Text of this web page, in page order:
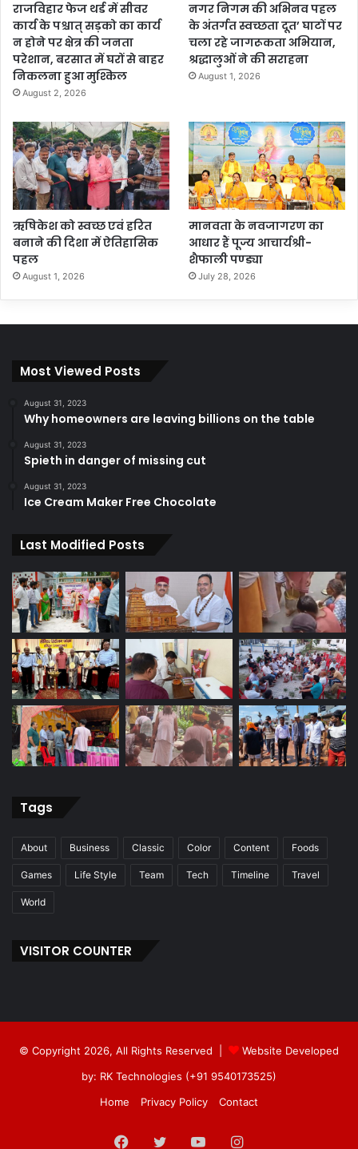
राजविहार फेज थर्ड में सीवर
कार्य के पश्चात् सड़को का कार्य
न होने पर क्षेत्र की जनता
परेशान, बरसात में घरों से बाहर
निकलना हुआ मुश्किल
August 2, 2026
नगर निगम की अभिनव पहल
के अंतर्गत स्वच्छता दूत’ घाटों पर
चला रहे जागरूकता अभियान,
श्रद्धालुओं ने की सराहना
August 1, 2026
ऋषिकेश को स्वच्छ एवं हरित
बनाने की दिशा में ऐतिहासिक
पहल
August 1, 2026
मानवता के नवजागरण का
आधार हैं पूज्य आचार्यश्री-
शैफाली पण्ड्या
July 28, 2026
Most Viewed Posts
August 31, 2023
Why homeowners are leaving billions on the table
August 31, 2023
Spieth in danger of missing cut
August 31, 2023
Ice Cream Maker Free Chocolate
Last Modified Posts
Tags
About Business Classic Color Content Foods
Games Life Style Team Tech Timeline Travel
World
VISITOR COUNTER
© Copyright 2026, All Rights Reserved |
Website Developed
by: RK Technologies (+91 9540173525)
Home
Privacy Policy Contact
Facebook
TwitterYouTubeInstagram